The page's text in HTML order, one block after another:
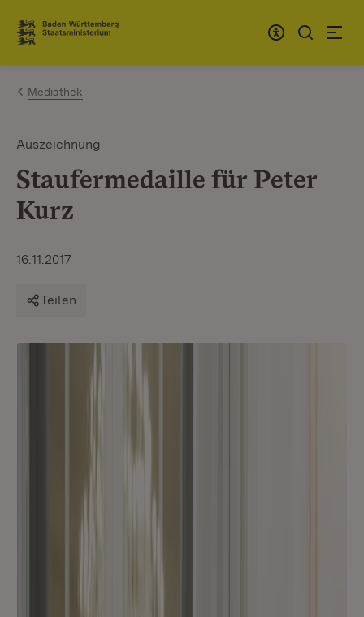
Zum Inhalt springen
Link zur Startseite
Mediathek
Auszeichnung
Staufermedaille für Peter
Kurz
16.11.2017
Teilen